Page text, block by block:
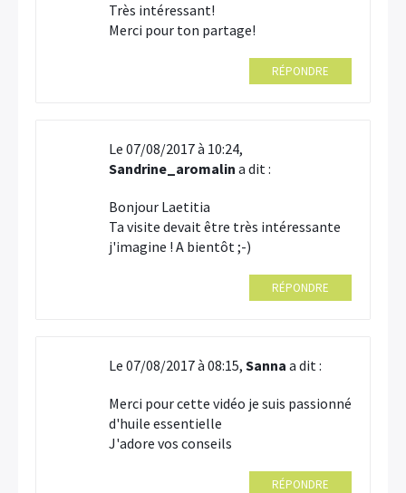
Très intéressant!
Merci pour ton partage!
RÉPONDRE
Le 07/08/2017 à 10:24,
Sandrine_aromalin a dit :
Bonjour Laetitia
Ta visite devait être très intéressante
j'imagine ! A bientôt ;-)
RÉPONDRE
Le 07/08/2017 à 08:15, Sanna a dit :
Merci pour cette vidéo je suis passionné
d'huile essentielle
J'adore vos conseils
RÉPONDRE